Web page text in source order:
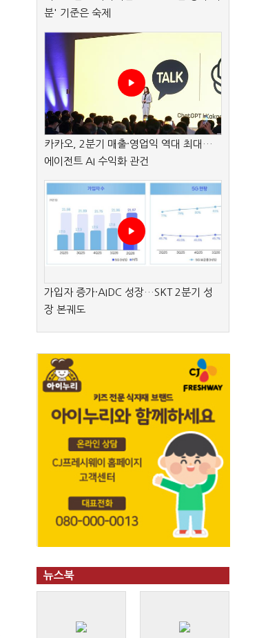
분' 기준은 숙제
카카오, 2분기 매출·영업익 역대 최대…
에이전트 AI 수익화 관건
가입자 증가·AIDC 성장…SKT 2분기 성
장 본궤도
뉴스북